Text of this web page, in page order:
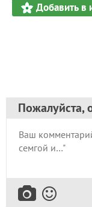
Добавить в
Пожалуйста,